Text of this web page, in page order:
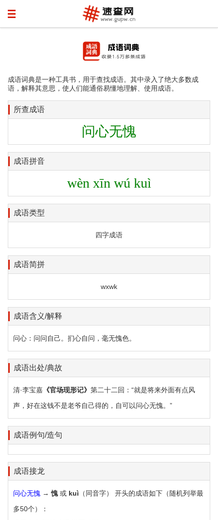
成语词典是一种工具书，用于查找成语。其中录入了绝大多数成
语，解释其意思，使人们能通俗易懂地理解、使用成语。
所查成语
问心无愧
成语拼音
wèn xīn wú kuì
成语类型
四字成语
成语简拼
wxwk
成语含义/解释
问心：问问自己。扪心自问，毫无愧色。
成语出处/典故
清·李宝嘉 《官场现形记》 第二十二回：“就是将来外面有点风
声，好在这钱不是老爷自己得的，自可以问心无愧。”
成语例句/造句
成语接龙
问心无愧 →愧或 kuì （同音字） 开头的成语如下（随机列举最
多50个）：